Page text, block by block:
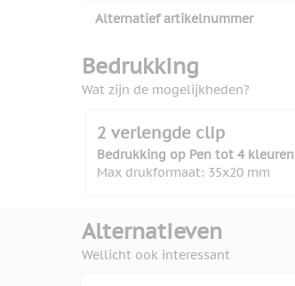
Alternatief artikelnummer
Bedrukking
Wat zijn de mogelijkheden?
2 verlengde clip
Bedrukking op Pen tot 4 kleuren
Max drukformaat: 35x20 mm
Alternatieven
Wellicht ook interessant